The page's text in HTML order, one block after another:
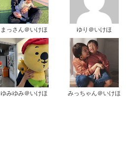
まっさん＠いけほ ゆり＠いけほ
ゆみゆみ＠いけほ みっちゃん＠いけほ